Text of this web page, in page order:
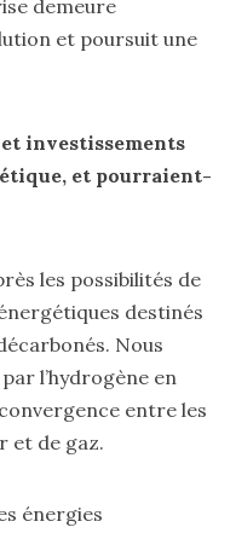
demeure
et poursuit une
investissements
et pourraient-
les possibilités de
destinés
Nous
l’hydrogène en
entre les
et de gaz.
énergies